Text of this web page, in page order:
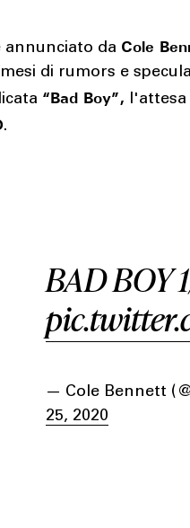
annunciato da Cole
di rumors e
“Bad Boy”,
.
BAD BOY
— Cole Bennett
25, 2020